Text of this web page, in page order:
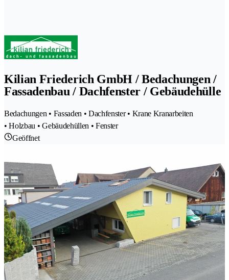
Kilian Friederich GmbH / Bedachungen /
Fassadenbau / Dachfenster / Gebäudehülle
Bedachungen • Fassaden • Dachfenster • Krane Kranarbeiten
• Holzbau • Gebäudehüllen • Fenster
Geöffnet